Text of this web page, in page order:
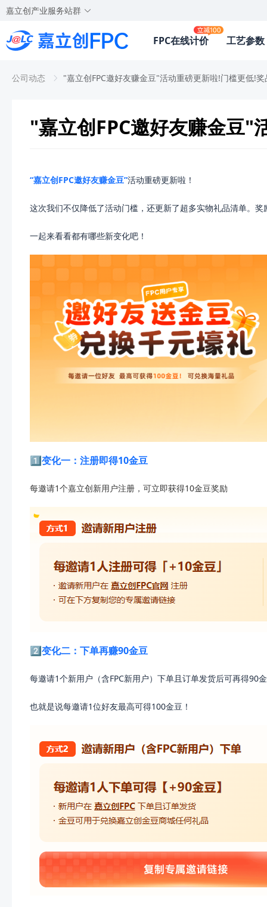
嘉立创产业服务站群
FPC在线计价 工艺参数
公司动态 "嘉立创FPC邀好友赚金豆"活动重磅更新啦!门槛更低!
"嘉立创FPC邀好友赚金豆"
“嘉立创FPC邀好友赚金豆”活动重磅更新啦！
这次我们不仅降低了活动门槛，还更新了超多实物礼品清单。
一起来看看都有哪些新变化吧！
1️⃣变化一：注册即得10金豆
每邀请1个嘉立创新用户注册，可立即获得10金豆奖励
2️⃣变化二：下单再赚90金豆
每邀请1个新用户（含FPC新用户）下单且订单发货后可再得90
也就是说每邀请1位好友最高可得100金豆！